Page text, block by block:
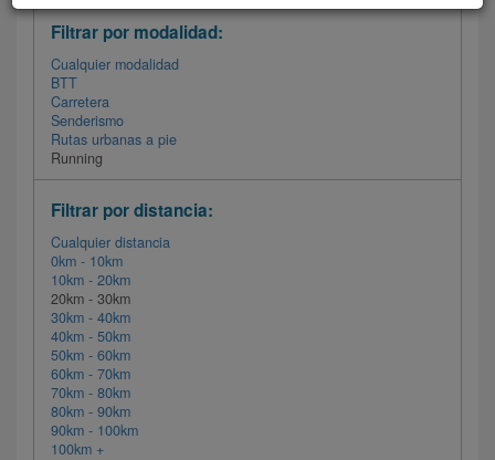
Filtrar por modalidad:
Cualquier modalidad
BTT
Carretera
Senderismo
Rutas urbanas a pie
Running
Filtrar por distancia:
Cualquier distancia
0km - 10km
10km - 20km
20km - 30km
30km - 40km
40km - 50km
50km - 60km
60km - 70km
70km - 80km
80km - 90km
90km - 100km
100km +